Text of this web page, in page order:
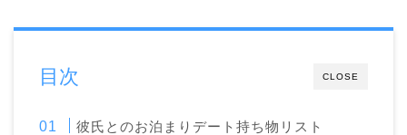
CLOSE
目次
彼氏とのお泊まりデート持ち物リスト